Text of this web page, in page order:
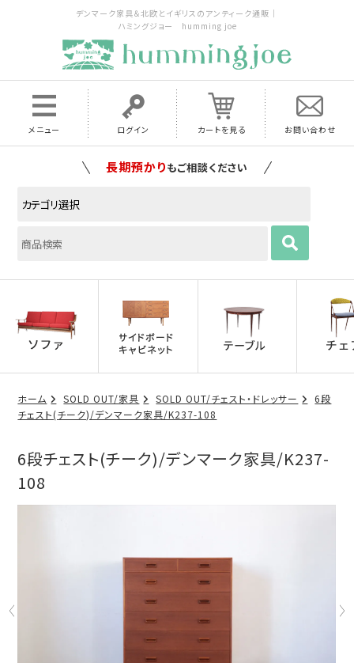
デンマーク家具＆北欧とイギリスのアンティーク通販｜
ハミングジョー humming joe
メニュー ログイン カートを見る お問い合わせ
家具の配送料は全国当店で負担いたします
ホーム SOLD OUT/家具 SOLD OUT/チェスト・ドレッサー
6段
チェスト(チーク)/デンマーク家具/K237-108
6段チェスト(チーク)/デンマーク家具/K237-
108